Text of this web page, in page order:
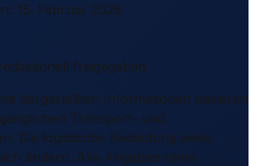
: 15. Februar 2026
freigegeben
dargestellten Informationen basieren
Transport- und
Die logistische Bedeutung eines
ändern. Alle Angaben ohne